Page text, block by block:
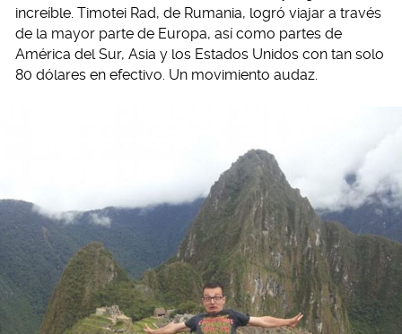
increíble. Timotei Rad, de Rumania, logró viajar a través
de la mayor parte de Europa, así como partes de
América del Sur, Asia y los Estados Unidos con tan solo
80 dólares en efectivo. Un movimiento audaz.